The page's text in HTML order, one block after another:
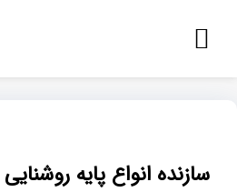
سازنده انواع پایه